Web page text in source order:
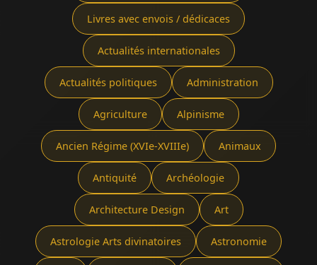
Livres avec envois / dédicaces
Actualités internationales
Actualités politiques Administration
Agriculture Alpinisme
Ancien Régime (XVIe-XVIIIe) Animaux
Antiquité Archéologie
Architecture Design Art
Astrologie Arts divinatoires Astronomie